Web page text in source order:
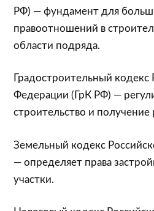
РФ) — фундамент для
правоотношений в
области подряда.
Градостроительный кодекс
Федерации (ГрК РФ) —
строительство и
Земельный кодекс
— определяет права
участки.